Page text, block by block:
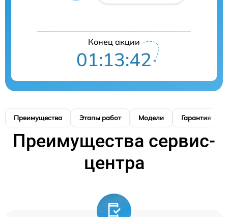
Конец акции
01:13:41
Преимущества Этапы работ Модели Гарантия
Преимущества сервис-
центра